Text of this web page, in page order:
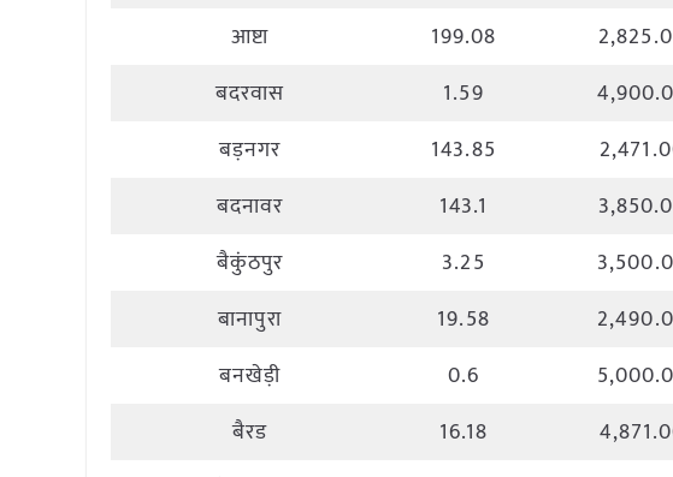
आष्टा
199.08
बदरवास
1.59
बड़नगर
143.85
बदनावर
143.1
बैकुंठपुर
3.25
बानापुरा
19.58
बनखेड़ी
0.6
बैरड
16.18